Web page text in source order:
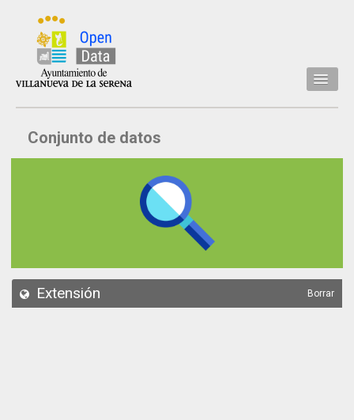
Inicio
Datos
API
Conjunto de datos
Extensión Borrar